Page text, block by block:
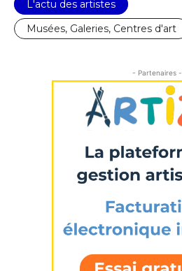
L'actu des artistes
Musées, Galeries, Centres d'art
- Partenaires -